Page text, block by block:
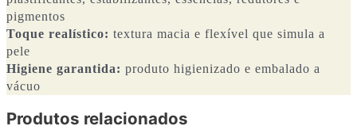
pigmentos
Toque realístico: textura macia e flexível que simula a
pele
Higiene garantida: produto higienizado e embalado a
vácuo
Produtos relacionados